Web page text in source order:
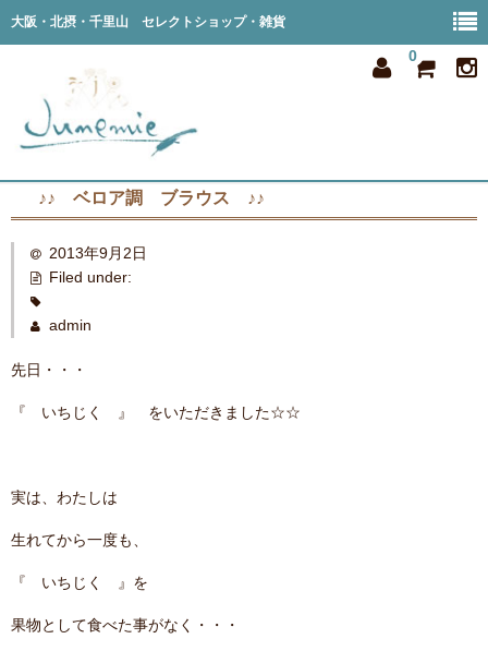
大阪・北摂・千里山 セレクトショップ・雑貨
0
all item
member
contact
♪♪ ベロア調 ブラウス ♪♪
2013年9月2日
Filed under:
admin
先日・・・
『 いちじく 』 をいただきました☆☆
実は、わたしは
生れてから一度も、
『 いちじく 』を
果物として食べた事がなく・・・